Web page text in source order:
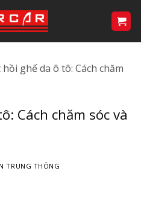
hồi ghế da ô tô: Cách chăm
Cách chăm sóc và
TRUNG THÔNG